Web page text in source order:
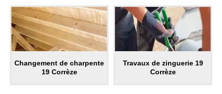
Changement de charpente
19 Corrèze
Travaux de zinguerie 19
Corrèze